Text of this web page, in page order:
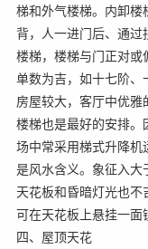
梯和外气楼梯。内卸楼
背，人一进门后、通
楼梯，楼梯与门正对或
单数为吉，如十七阶
房屋较大，客厅中优
楼梯也是最好的安排
场中常采用梯式升降
是风水含义。象征入大
天花板和昏暗灯光也不
可在天花板上悬挂一面
四、屋顶天花